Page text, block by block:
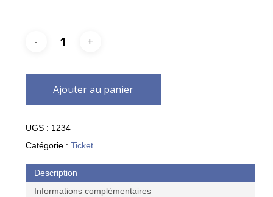
Ajouter au panier
UGS : 1234
Catégorie : Ticket
Description
Informations complémentaires